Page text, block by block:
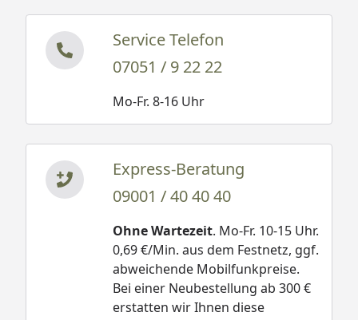
Service Telefon
07051 / 9 22 22
Mo-Fr. 8-16 Uhr
Express-Beratung
09001 / 40 40 40
Ohne Wartezeit. Mo-Fr. 10-15 Uhr.
0,69 €/Min. aus dem Festnetz, ggf.
abweichende Mobilfunkpreise.
Bei einer Neubestellung ab 300 €
erstatten wir Ihnen diese